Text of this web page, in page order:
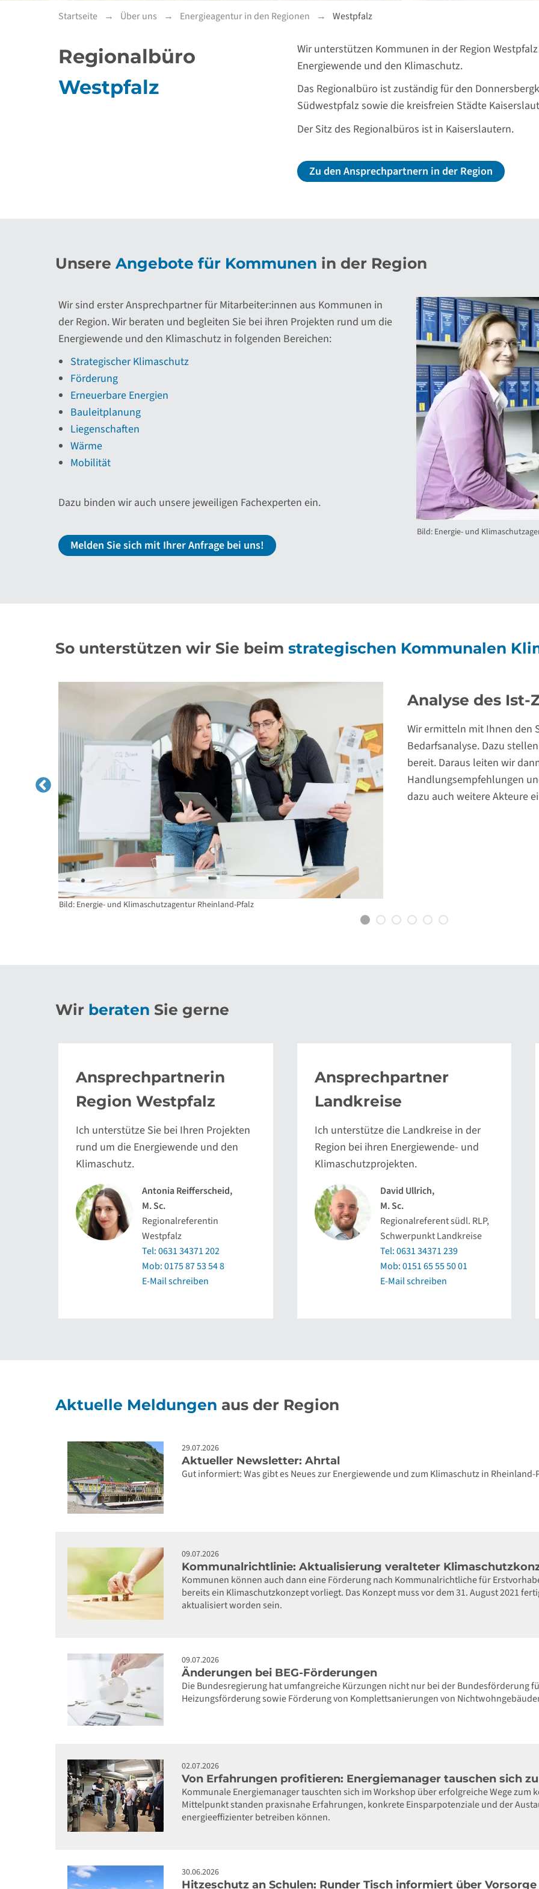
Startseite Über uns Energieagentur in den Regionen Westpfalz
Regionalbüro
Westpfalz
Wir unterstützen Kommunen in der Region
Energiewende und den Klimaschutz.
Das Regionalbüro ist zuständig für den
Südwestpfalz sowie die kreisfreien Städte
Der Sitz des Regionalbüros ist in Kaiserslautern.
Zu den Ansprechpartnern in der Region
Unsere Angebote für Kommunen in der Region
Wir sind erster Ansprechpartner für Mitarbeiter:innen aus Kommunen in
der Region. Wir beraten und begleiten Sie bei ihren Projekten rund um die
Energiewende und den Klimaschutz in folgenden Bereichen:
Strategischer Klimaschutz
Förderung
Erneuerbare Energien
Bauleitplanung
Liegenschaften
Wärme
Mobilität
Dazu binden wir auch unsere jeweiligen Fachexperten ein.
Melden Sie sich mit Ihrer Anfrage bei uns!
Bild: Energie- und
So unterstützen wir Sie beim strategischen Kommunalen
Bild: Energie- und Klimaschutzagentur Rheinland-Pfalz
Ableitung von
Wir stellen Ihnen
zur Verfügung:
Chancen und Potenziale
Förderoptionen und
Wir beraten Sie gerne
Ansprechpartnerin
Region Westpfalz
Ich unterstütze Sie bei Ihren Projekten
rund um die Energiewende und den
Klimaschutz.
Antonia Reifferscheid,
M. Sc.
Regionalreferentin
Westpfalz
Tel: 0631 34371 202
Mob: 0175 87 53 54 8
E-Mail schreiben
Ansprechpartner
Landkreise
Ich unterstütze die Landkreise in der
Region bei ihren Energiewende- und
Klimaschutzprojekten.
David Ullrich,
M. Sc.
Regionalreferent südl. RLP,
Schwerpunkt Landkreise
Tel: 0631 34371 239
Mob: 0151 65 55 50 01
E-Mail schreiben
Aktuelle Meldungen aus der Region
29.07.2026
Aktueller Newsletter: Ahrtal
Gut informiert: Was gibt es Neues zur Energiewende und zum Klimaschutz in
09.07.2026
Kommunalrichtlinie: Aktualisierung veralteter
Kommunen können auch dann eine Förderung nach Kommunalrichtliche für
bereits ein Klimaschutzkonzept vorliegt. Das Konzept muss vor dem 31. August 2021
aktualisiert worden sein.
09.07.2026
Änderungen bei BEG-Förderungen
Die Bundesregierung hat umfangreiche Kürzungen nicht nur bei der Bundesförderung
Heizungsförderung sowie Förderung von Komplettsanierungen von
02.07.2026
Von Erfahrungen profitieren: Energiemanager tauschen sich zu
Kommunale Energiemanager tauschten sich im Workshop über erfolgreiche Wege zum
Mittelpunkt standen praxisnahe Erfahrungen, konkrete Einsparpotenziale und der
energieeffizienter betreiben können.
30.06.2026
Hitzeschutz an Schulen: Runder Tisch informiert über